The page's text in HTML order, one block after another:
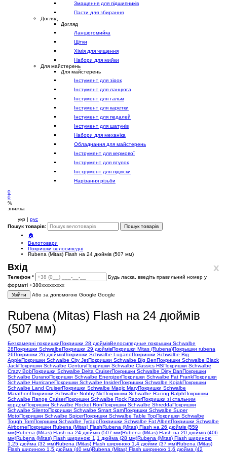
Змащення для підшипників
Пасти для збирання
Догляд
Догляд
Ланцюгомийка
Щітки
Хімія для чищення
Набори для мийки
Для майстерень
Для майстерень
Інстумент для зірок
Інстумент для ланцюга
Інстумент для гальм
Інстумент для каретки
Інстумент для педалей
Інстумент для шатунів
Набори для механіка
Обладнання для майстерень
Інструмент для кермової
Інструмент для втулок
Інструмент для підвіски
Нарізання різьби
0
0
%
знижка
укр | рус
Пошук товарів:
Пошук товарів
🏠
Велотовари
Покришки велосипедні
Rubena (Mitas) Flash на 24 дюймів (507 мм)
x
Вхід
Телефон *
Будь ласка, введіть правильний номер у
форматі +380ххххххххх
Увійти
Або за допомогою Google Google
Rubena (Mitas) Flash на 24 дюймів
(507 мм)
Безкамерні покришкиПокришки 28 дюймівВелосипедные покрышки Schwalbe
28Покришки SchwalbeПокришки 29 дюймівПокришки Mitas (Rubena)Покрышки rubena
26Покришки 26 дюймівПокришки Schwalbe LuganoПокришки Schwalbe Big
AppleПокришки Schwalbe City JetПокришки Schwalbe Big BenПокришки Schwalbe Black
JackПокришки Schwalbe CenturyПокришки Schwalbe Classics HSПокришки Schwalbe
Crazy BobПокришки Schwalbe Delta CruiserПокришки Schwalbe Dirty DanПокришки
Schwalbe DuranoПокришки Schwalbe EnergizerПокришки Schwalbe Fat FrankПокришки
Schwalbe HurricaneПокришки Schwalbe InsiderПокришки Schwalbe KojakПокришки
Schwalbe Land CruiserПокришки Schwalbe Magic MaryПокришки Schwalbe
MarathonПокришки Schwalbe Nobby NicПокришки Schwalbe Racing RalphПокришки
Schwalbe Range CruiserПокришки Schwalbe Rock RazorПокришки зі стальним
кордомПокришки Schwalbe Rocket RonПокришки Schwalbe ShreddaПокришки
Schwalbe SilentoПокришки Schwalbe Smart SamПокришки Schwalbe Super
MotoПокришки Schwalbe SpicerПокришки Schwalbe Table TopПокришки Schwalbe
Tough TomПокришки Schwalbe TyragoПокришки Schwalbe Fat AlbertПокришки Schwalbe
AirborneПокришки Rubena (Mitas) FlashRubena (Mitas) Flash на 26 дюймів (559
мм)Rubena (Mitas) Flash на 24 дюймів (507 мм)Rubena (Mitas) Flash на 20 дюймів (406
мм)Rubena (Mitas) Flash шириною 1,1 дюйма (28 мм)Rubena (Mitas) Flash шириною
1,25 дюйма (32 мм)Rubena (Mitas) Flash шириною 1,4 дюйми (37 мм)Rubena (Mitas)
Flash шириною 1,5 дюйма (40 мм)Rubena (Mitas) Flash шириною 1,6 дюйма (42